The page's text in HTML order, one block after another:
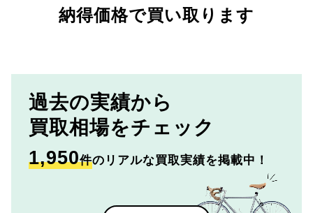
納得価格で買い取ります
過去の実績から
買取相場をチェック
1,950件のリアルな買取実績を掲載中！